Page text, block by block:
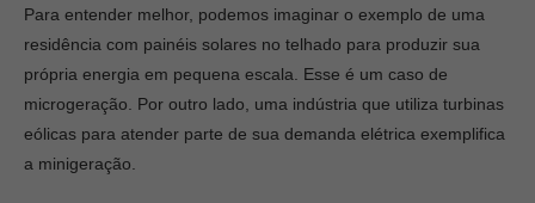
Para entender melhor, podemos imaginar o exemplo de uma
residência com painéis solares no telhado para produzir sua
própria energia em pequena escala. Esse é um caso de
microgeração. Por outro lado, uma indústria que utiliza turbinas
eólicas para atender parte de sua demanda elétrica exemplifica
a minigeração.